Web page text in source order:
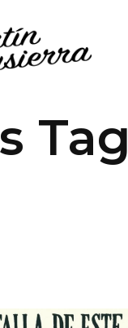
Tag